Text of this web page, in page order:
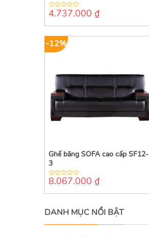
0
of
4.737.000 ₫
-12%
Ghế băng SOFA cao cấp SF12-
3
0
of
8.067.000 ₫
DANH MỤC NỔI BẬT